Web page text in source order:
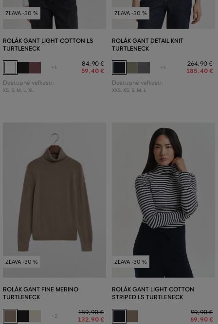
ZĽAVA -30 %
ROLÁK GANT LIGHT COTTON LS
TURTLENECK
+1
84,90 €
59,40 €
Dostupné veľkosti:
XS, S, M L XL
ZĽAVA -30 %
ROLÁK GANT DETAIL KNIT
TURTLENECK
+1
264,90 €
185,40 €
Dostupné veľkosti:
XXS, XS, S, M L
ZĽAVA -30 %
ROLÁK GANT FINE MERINO
TURTLENECK
+2
189,90 €
132,90 €
ZĽAVA -30 %
ROLÁK GANT LIGHT COTTON
STRIPED LS TURTLENECK
99,90 €
69,90 €